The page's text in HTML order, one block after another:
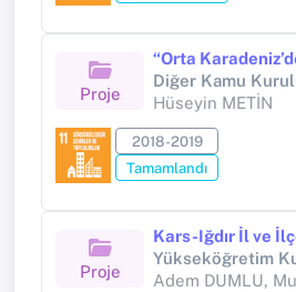
Proje
Hüseyin METİN
2018-2019
Tamamlandı
Proje